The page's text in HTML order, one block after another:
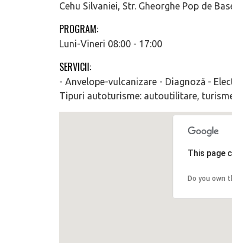
Cehu Silvaniei, Str. Gheorghe Pop de
PROGRAM:
Luni-Vineri 08:00 - 17:00
SERVICII:
- Anvelope-vulcanizare - Diagnoză -
Tipuri autoturisme: autoutilitare,
This page
Do you own